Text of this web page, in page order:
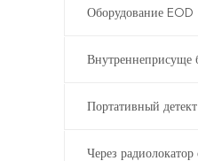
Оборудование EOD